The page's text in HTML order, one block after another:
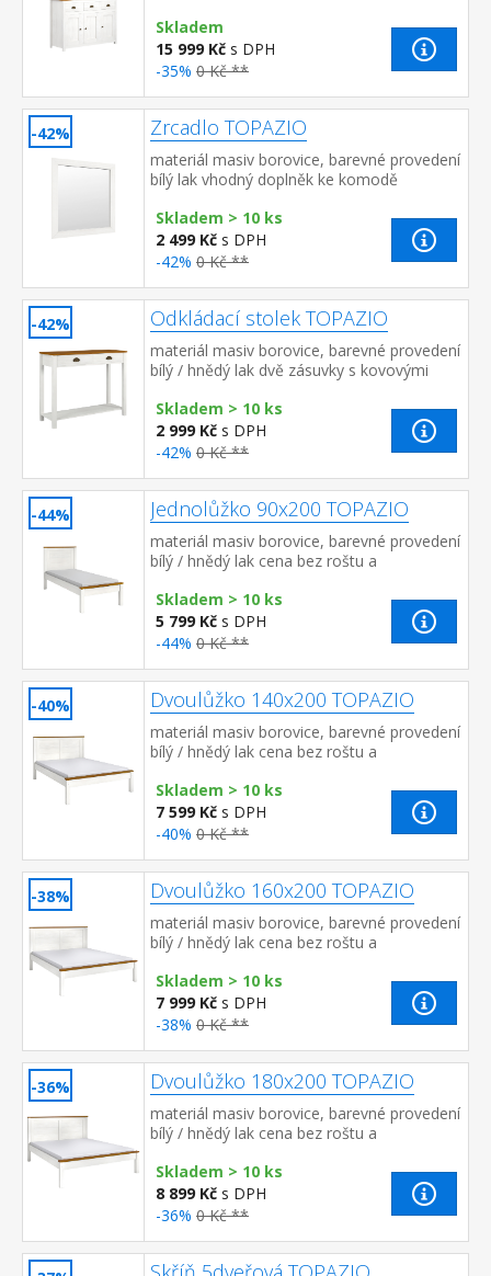
prosklené dve...
Skladem
15 999 Kč s DPH
-35% 0 Kč **
-42% Zrcadlo TOPAZIO
materiál masiv borovice, barevné provedení
bílý lak vhodný doplněk ke komodě
Skladem > 10 ks
2 499 Kč s DPH
-42% 0 Kč **
-42% Odkládací stolek TOPAZIO
materiál masiv borovice, barevné provedení
bílý / hnědý lak dvě zásuvky s kovovými
Skladem > 10 ks
2 999 Kč s DPH
-42% 0 Kč **
-44% Jednolůžko 90x200 TOPAZIO
materiál masiv borovice, barevné provedení
bílý / hnědý lak cena bez roštu a
200 cm a rošt R1 vh...
Skladem > 10 ks
5 799 Kč s DPH
-44% 0 Kč **
-40% Dvoulůžko 140x200 TOPAZIO
materiál masiv borovice, barevné provedení
bílý / hnědý lak cena bez roštu a
200 cm a rošt R3 v...
Skladem > 10 ks
7 599 Kč s DPH
-40% 0 Kč **
-38% Dvoulůžko 160x200 TOPAZIO
materiál masiv borovice, barevné provedení
bílý / hnědý lak cena bez roštu a
200 cm nebo 2 kusy 80 ×...
Skladem > 10 ks
7 999 Kč s DPH
-38% 0 Kč **
-36% Dvoulůžko 180x200 TOPAZIO
materiál masiv borovice, barevné provedení
bílý / hnědý lak cena bez roštu a
200 cm nebo 2 kusy 90 ×...
Skladem > 10 ks
8 899 Kč s DPH
-36% 0 Kč **